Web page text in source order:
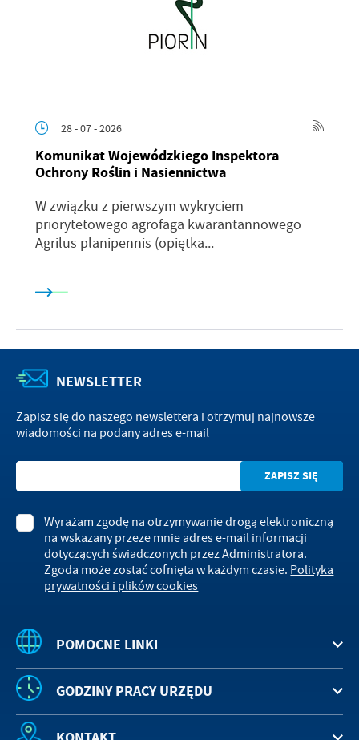
28 - 07 - 2026
Komunikat Wojewódzkiego Inspektora
Ochrony Roślin i Nasiennictwa
W związku z pierwszym wykryciem
priorytetowego agrofaga kwarantannowego
Agrilus planipennis (opiętka...
POMOCNE LINKI
NEWSLETTER
Zapisz się do naszego newslettera i otrzymuj najnowsze
wiadomości na podany adres e-mail
Wyrażam zgodę na otrzymywanie drogą elektroniczną
na wskazany przeze mnie adres e-mail informacji
dotyczących świadczonych przez Administratora.
Zgoda może zostać cofnięta w każdym czasie. Polityka
prywatności i plików cookies
GODZINY PRACY URZĘDU